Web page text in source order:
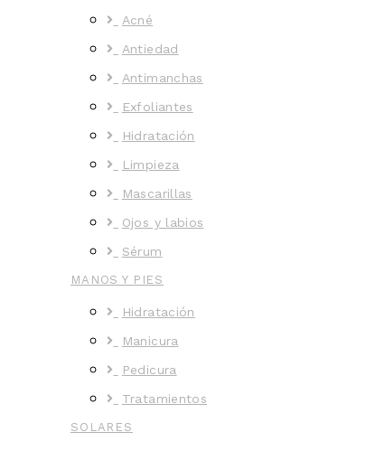
Acné
Antiedad
Antimanchas
Exfoliantes
Hidratación
Limpieza
Mascarillas
Ojos y labios
Sérum
MANOS Y PIES
Hidratación
Manicura
Pedicura
Tratamientos
SOLARES